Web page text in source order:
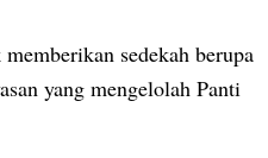
sedekah berupa
yang mengelolah Panti